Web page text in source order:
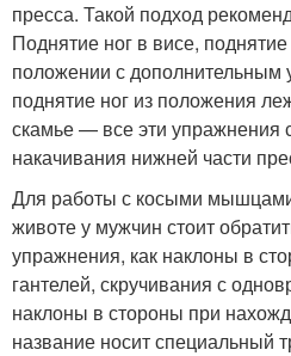
пресса. Такой подход
Поднятие ног в висе,
положении с дополнительным
поднятие ног из положения
скамье — все эти упражнения
накачивания нижней части
Для работы с косыми
животе у мужчин стоит
упражнения, как наклоны в
гантелей, скручивания с
наклоны в стороны при
название носит специальный